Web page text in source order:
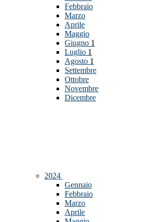
Febbraio
Marzo
Aprile
Maggio
Giugno 1
Luglio 1
Agosto 1
Settembre
Ottobre
Novembre
Dicembre
2024
Gennaio
Febbraio
Marzo
Aprile